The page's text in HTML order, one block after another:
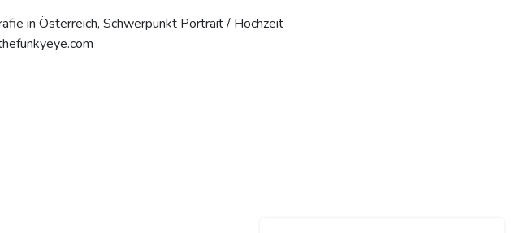
in Österreich, Schwerpunkt Portrait / Hochzeit